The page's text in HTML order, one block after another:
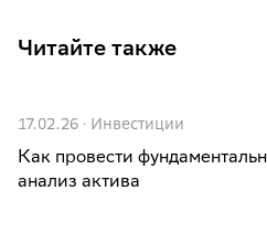
Читайте также
17.02.26 · Инвестиции
Как провести
анализ актива